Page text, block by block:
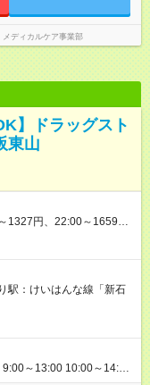
ディカルケア事業部
】ドラッグスト
東山
1327円、22:00～1659円)
応じて＋20～200円昇給
用期間あり：
月 雇用形態、給与は本
駅：けいはんな線「新石
～13:00 10:00～14:00